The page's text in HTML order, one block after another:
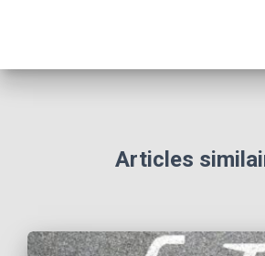
Articles